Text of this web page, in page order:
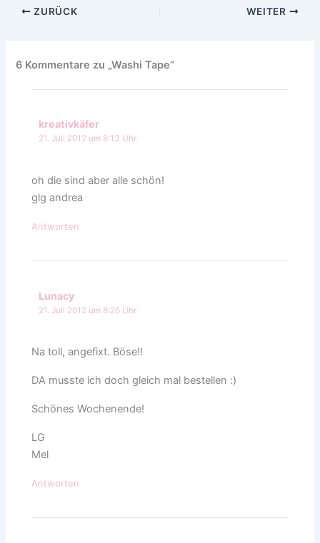
ZURÜCK WEITER
6 Kommentare zu „Washi Tape“
kreativkäfer
21. Juli 2012 um 8:13 Uhr
oh die sind aber alle schön!
glg andrea
Antworten
Lunacy
21. Juli 2012 um 8:26 Uhr
Na toll, angefixt. Böse!!
DA musste ich doch gleich mal bestellen :)
Schönes Wochenende!
LG
Mel
Antworten